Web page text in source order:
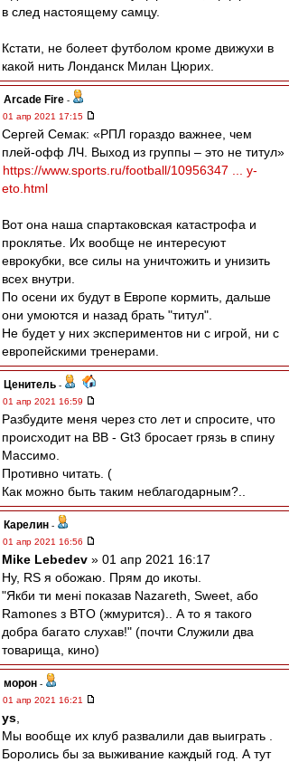
в след настоящему самцу.
Кстати, не болеет футболом кроме движухи в
какой нить Лонданск Милан Цюрих.
Arcade Fire -
01 апр 2021 17:15
Сергей Семак: «РПЛ гораздо важнее, чем
плей-офф ЛЧ. Выход из группы – это не титул»
https://www.sports.ru/football/10956347 ... y-
eto.html
Вот она наша спартаковская катастрофа и
проклятье. Их вообще не интересуют
еврокубки, все силы на уничтожить и унизить
всех внутри.
По осени их будут в Европе кормить, дальше
они умоются и назад брать "титул".
Не будет у них экспериментов ни с игрой, ни с
европейскими тренерами.
Ценитель -
01 апр 2021 16:59
Разбудите меня через сто лет и спросите, что
происходит на ВВ - Gt3 бросает грязь в спину
Массимо.
Противно читать. (
Как можно быть таким неблагодарным?..
Карелин -
01 апр 2021 16:56
Mike Lebedev » 01 апр 2021 16:17
Ну, RS я обожаю. Прям до икоты.
"Якби ти мені показав Nazareth, Sweet, або
Ramones з BTO (жмурится).. А то я такого
добра багато слухав!" (почти Служили два
товарища, кино)
морон -
01 апр 2021 16:21
ys
Мы вообще их клуб развалили дав выиграть .
Боролись бы за выживание каждый год. А тут